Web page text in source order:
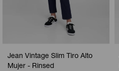
Jean Vintage Slim Tiro Alto
Mujer - Rinsed